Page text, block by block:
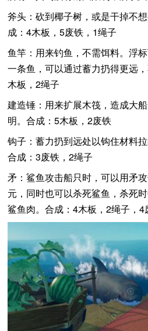
斧头：砍到椰子树，或是干掉不
成：4木板，5废铁，1绳子
鱼竿：用来钓鱼，不需饵料。浮
一条鱼，可以通过蓄力扔得更远
木板，2绳子
建造锤：用来扩展木筏，造成大
明。合成：5木板，2废铁
钩子：蓄力扔到远处以钩住材料
合成：3废铁，2绳子
矛：鲨鱼攻击船只时，可以用矛
元，同时也可以杀死鲨鱼，杀死
鲨鱼肉。合成：4木板，2绳子，4